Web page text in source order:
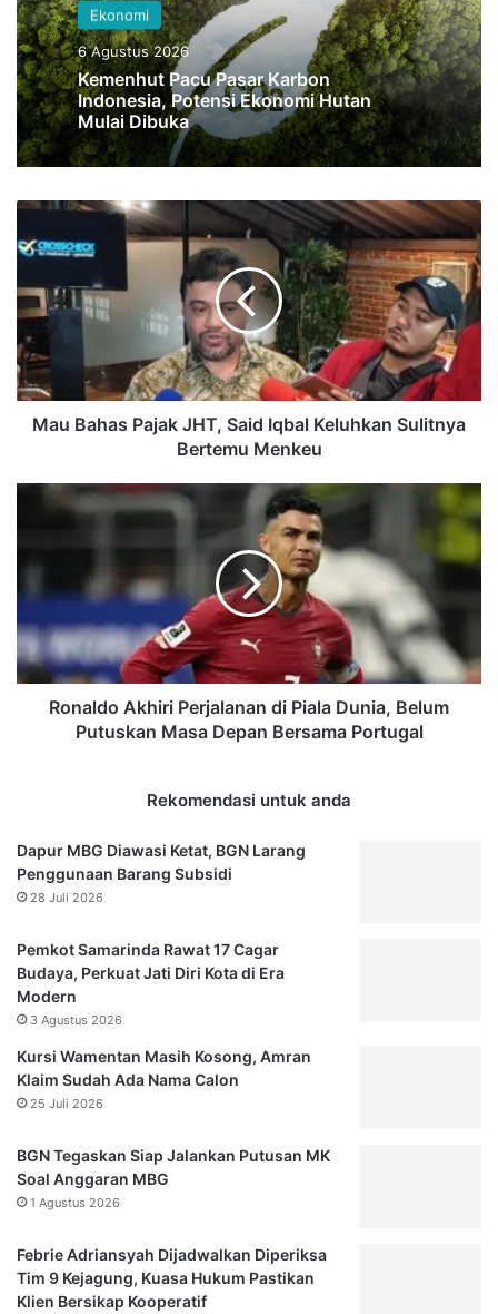
Ekonomi
6 Agustus 2026
Kemenhut Pacu Pasar Karbon
Indonesia, Potensi Ekonomi Hutan
Mulai Dibuka
Mau
Pajak
Said
Keluhkan
Sulitnya
Bertemu
Menkeu
Mau Bahas Pajak JHT, Said Iqbal Keluhkan Sulitnya
Bertemu Menkeu
Ronaldo
Belum
Putuskan
Masa
DepanRonaldo Akhiri Perjalanan di Piala Dunia, Belum
Putuskan Masa Depan Bersama Portugal
Rekomendasi untuk anda
Dapur MBG Diawasi Ketat, BGN Larang
Penggunaan Barang Subsidi
28 Juli 2026
Pemkot Samarinda Rawat 17 Cagar
Budaya, Perkuat Jati Diri Kota di Era
Modern
3 Agustus 2026
Kursi Wamentan Masih Kosong, Amran
Klaim Sudah Ada Nama Calon
25 Juli 2026
BGN Tegaskan Siap Jalankan Putusan MK
Soal Anggaran MBG
1 Agustus 2026
Febrie Adriansyah Dijadwalkan Diperiksa
Tim 9 Kejagung, Kuasa Hukum Pastikan
Klien Bersikap Kooperatif